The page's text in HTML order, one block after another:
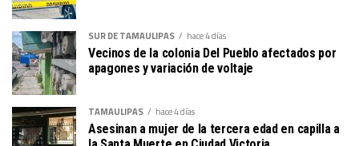
SUR DE TAMAULIPAS hace 4 días
Vecinos de la colonia Del Pueblo afectados por
apagones y variación de voltaje
TAMAULIPAS hace 4 días
Asesinan a mujer de la tercera edad en capilla a